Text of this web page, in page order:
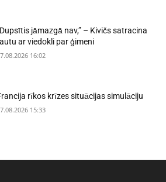
jāmazgā nav,” – Kivičs satracina
ar viedokli par ģimeni
16:02
rīkos krīzes situācijas simulāciju
15:33